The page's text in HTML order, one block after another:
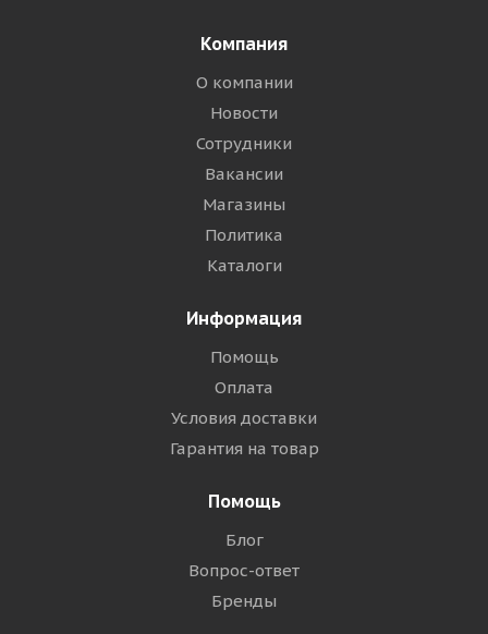
Компания
О компании
Новости
Сотрудники
Вакансии
Магазины
Политика
Каталоги
Информация
Помощь
Оплата
Условия доставки
Гарантия на товар
Помощь
Блог
Вопрос-ответ
Бренды